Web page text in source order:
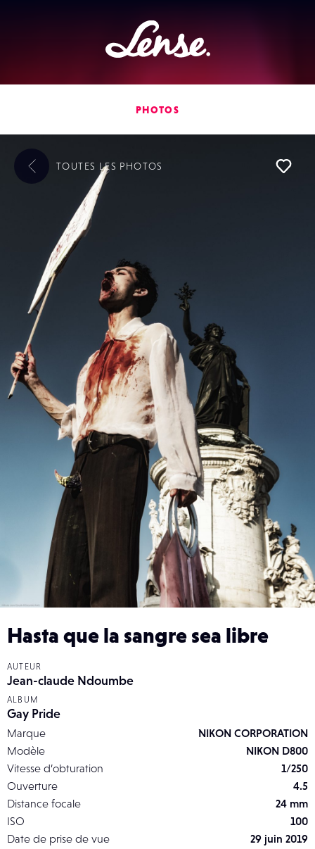
Lense
PHOTOS
Hasta que la sangre sea libre
AUTEUR
Jean-claude Ndoumbe
ALBUM
Gay Pride
Marque
NIKON CORPORATION
Modèle
NIKON D800
Vitesse d’obturation
1/250
Ouverture
4.5
Distance focale
24 mm
ISO
100
Date de prise de vue
29 juin 2019
TOUTES LES PHOTOS